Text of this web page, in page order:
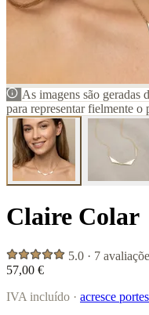
As imagens são geradas
para representar fielmente o
Claire Colar
5.0 · 7
57,00 €
IVA incluído · acresce